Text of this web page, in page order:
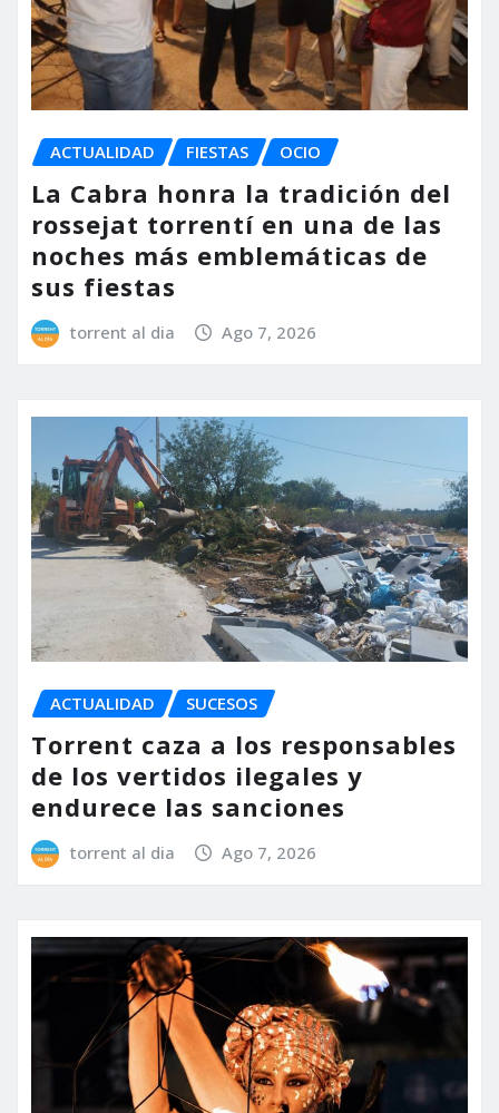
ACTUALIDAD FIESTAS OCIO
La Cabra honra la tradición del
rossejat torrentí en una de las
noches más emblemáticas de
sus fiestas
torrent al dia Ago 7, 2026
ACTUALIDAD SUCESOS
Torrent caza a los responsables
de los vertidos ilegales y
endurece las sanciones
torrent al dia Ago 7, 2026